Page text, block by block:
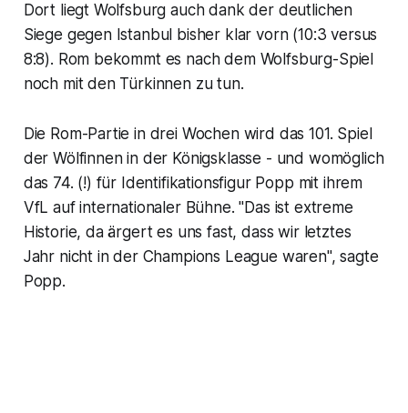
Dort liegt Wolfsburg auch dank der deutlichen
Siege gegen Istanbul bisher klar vorn (10:3 versus
8:8). Rom bekommt es nach dem Wolfsburg-Spiel
noch mit den Türkinnen zu tun.
Die Rom-Partie in drei Wochen wird das 101. Spiel
der Wölfinnen in der Königsklasse - und womöglich
das 74. (!) für Identifikationsfigur Popp mit ihrem
VfL auf internationaler Bühne. "Das ist extreme
Historie, da ärgert es uns fast, dass wir letztes
Jahr nicht in der Champions League waren", sagte
Popp.